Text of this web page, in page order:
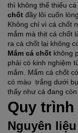
thì không thể thiếu
chốt đầy lôi cuốn
Không chỉ vì cá chốt
mắm mà thịt cá chốt
ra cá chốt lại không
Mắm cá chốt không
phải có kinh nghiệm
mắm. Mắm cá chốt
có màu  trắng dưới
thấy như cá đang còn
Quy trình
Nguyên liệu